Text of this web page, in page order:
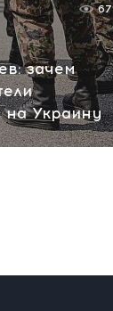
зачем
на Украину
67